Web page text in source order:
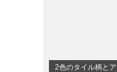
2色のタイル柄と